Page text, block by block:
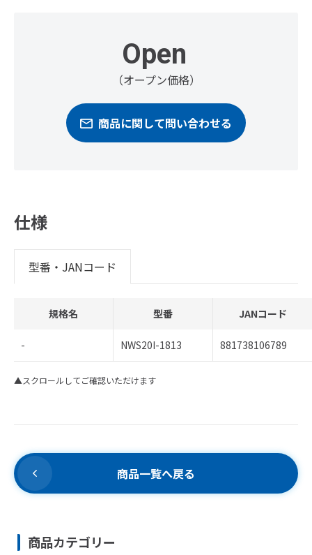
Open
（オープン価格）
商品に関して問い合わせる
仕様
型番・JANコード
規格名 型番 JANコード
- NWS20I-1813 881738106789
▲スクロールしてご確認いただけます
商品一覧へ戻る
商品カテゴリー